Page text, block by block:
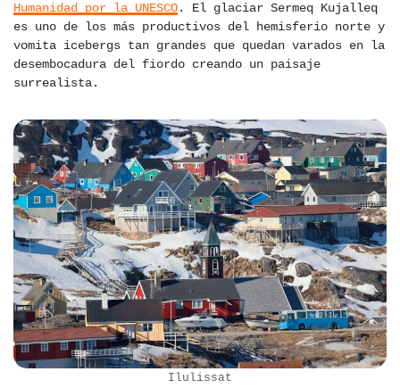
Humanidad por la UNESCO. El glaciar Sermeq Kujalleq
es uno de los más productivos del hemisferio norte y
vomita icebergs tan grandes que quedan varados en la
desembocadura del fiordo creando un paisaje
surrealista.
Ilulissat